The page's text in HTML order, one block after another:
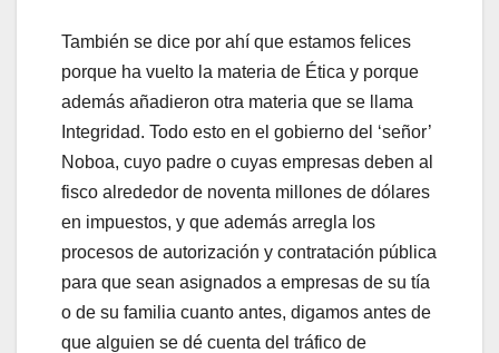
También se dice por ahí que estamos felices
porque ha vuelto la materia de Ética y porque
además añadieron otra materia que se llama
Integridad. Todo esto en el gobierno del ‘señor’
Noboa, cuyo padre o cuyas empresas deben al
fisco alrededor de noventa millones de dólares
en impuestos, y que además arregla los
procesos de autorización y contratación pública
para que sean asignados a empresas de su tía
o de su familia cuanto antes, digamos antes de
que alguien se dé cuenta del tráfico de